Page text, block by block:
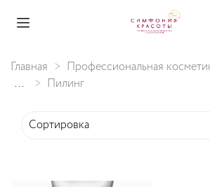
Главная
Профессиональная
...
Пилинг